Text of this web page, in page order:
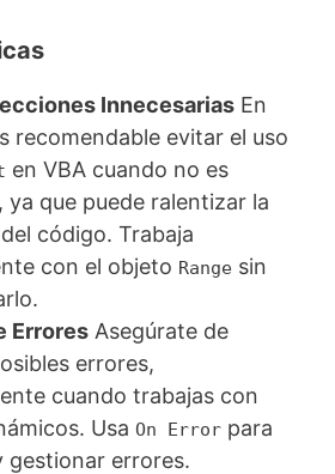
Innecesarias En
recomendable evitar el uso
en VBA cuando no es
ya que puede ralentizar la
código. Trabaja
con el objeto Range sin
Errores Asegúrate de
errores,
cuando trabajas con
Usa On Error para
gestionar errores.